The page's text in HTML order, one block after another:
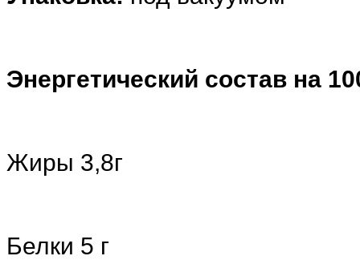
Энергетический состав на
Жиры 3,8г
Белки 5 г